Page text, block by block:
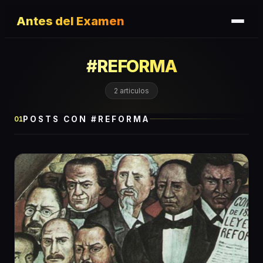
Antes del Examen
#REFORMA
2 articulos
01POSTS CON # REFORMA